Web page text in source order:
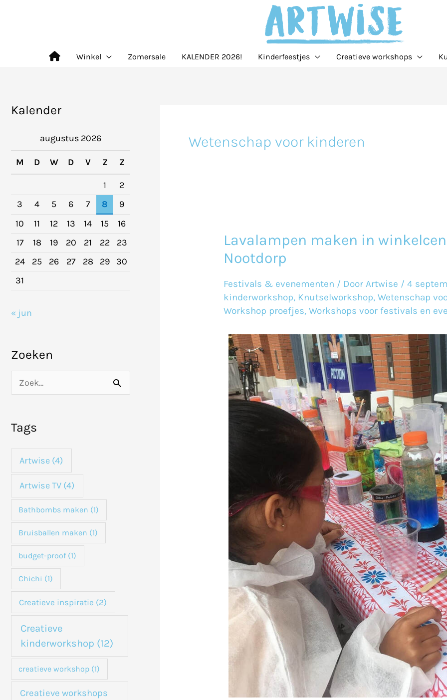
Winkel Zomersale KALENDER 2026! Kinderfeestjes Creatieve workshops
Kalender
augustus 2026
M D W D V Z Z
1
2
3
4 5 6 7 8
9
10
11 12 13 14 15
16
17
18 19 20 21 22
23
24
25 26 27 28 29
30
31
« jun
Zoeken
e
a
Tags
Artwise (4)
Artwise TV (4)
Bathbombs maken (1)
Bruisballen maken (1)
budget-proof(1)
Chichi (1)
Creatieve inspiratie (2)
Creatieve
kinderworkshop (12)
creatieve workshop (1)
Creatieve workshops
Wetenschap voor kinderen
Lavalampen maken in
Nootdorp
Festivals & evenementen / Door Artwise / 4
kinderworkshop, Knutselworkshop, Wetenschap
Workshop proefjes, Workshops voor festivals en
Lavalampen
maken
winkelcentrum
De
Nootdorp